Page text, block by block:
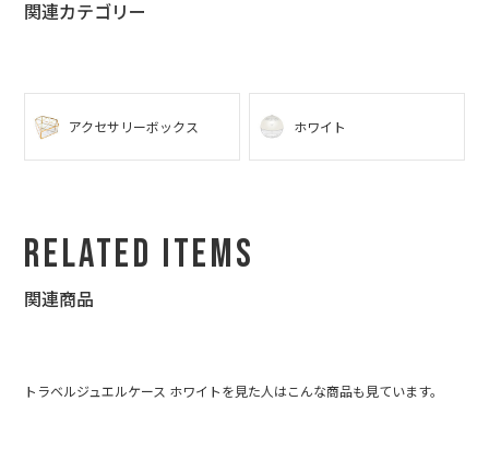
関連カテゴリー
アクセサリーボックス ホワイト
Related Items
関連商品
トラベルジュエルケース ホワイトを見た人はこんな商品も見ています。